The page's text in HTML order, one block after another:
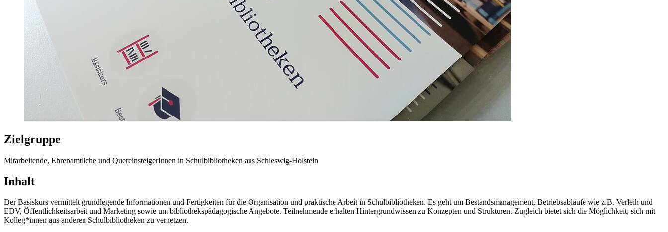
Zielgruppe
Mitarbeitende, Ehrenamtliche und QuereinsteigerInnen in Schulbibliotheken aus Schleswig-Holstein
Inhalt
Der Basiskurs vermittelt grundlegende Informationen und Fertigkeiten für die Organisation und praktische Arbeit in Schulbibliotheken. Es geht um Bestandsmanagement, Betriebsabläufe wie z.B. Verleih und
EDV, Öffentlichkeitsarbeit und Marketing sowie um bibliothekspädagogische Angebote. Teilnehmende erhalten Hintergrundwissen zu Konzepten und Strukturen. Zugleich bietet sich die Möglichkeit, sich mit
Kolleg*innen aus anderen Schulbibliotheken zu vernetzen.